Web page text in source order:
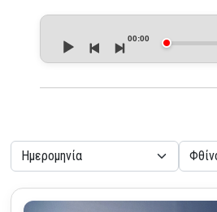
Audio
Player
00:00
- Επιλέξτε Ταξινόμηση -
- Επιλέξτε Κατεύθυνση -